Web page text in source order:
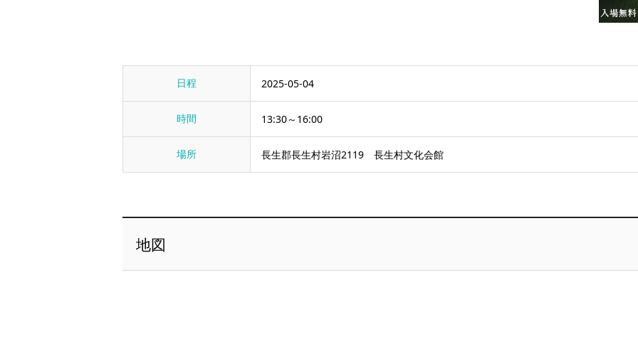
日程 2025-05-04
時間 13:30～16:00
場所 長生郡長生村岩沼2119 長生村文化会館
地図